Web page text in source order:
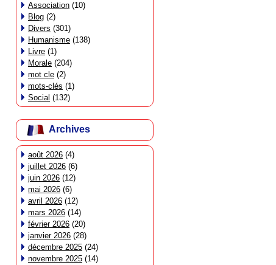
Association (10)
Blog (2)
Divers (301)
Humanisme (138)
Livre (1)
Morale (204)
mot cle (2)
mots-clés (1)
Social (132)
Archives
août 2026 (4)
juillet 2026 (6)
juin 2026 (12)
mai 2026 (6)
avril 2026 (12)
mars 2026 (14)
février 2026 (20)
janvier 2026 (28)
décembre 2025 (24)
novembre 2025 (14)